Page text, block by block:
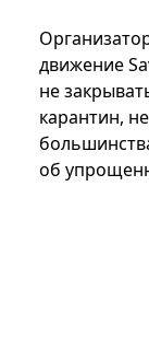
движение
не
карантин,
об